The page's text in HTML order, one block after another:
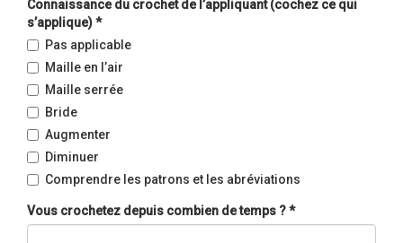
Connaissance du crochet de l’appliquant (cochez ce qui
s’applique)*
Pas applicable
Maille en l’air
Maille serrée
Bride
Augmenter
Diminuer
Comprendre les patrons et les abréviations
Vous crochetez depuis combien de temps ?*